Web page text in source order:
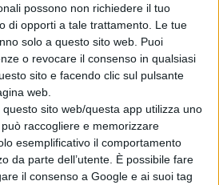
possono non richiedere il tuo
di opporti a tale trattamento. Le tue
solo a questo sito web. Puoi
o revocare il consenso in qualsiasi
sito e facendo clic sul pulsante
web.
sito web/questa app utilizza uno
raccogliere e memorizzare
esemplificativo il comportamento
da parte dell’utente. È possibile fare
il consenso a Google e ai suoi tag
Caserma “Pasquali –
hanno avuto anche
direttamente con le donne e
Volontari, Sottufficiali e
le loro personali
le modalità di accesso alla